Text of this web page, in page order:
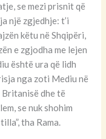
se mezi prisnit që
një zgjedhje: t’i
këtu në Shqipëri,
e zgjodha me lejen
është ura që lidh
nga zoti Mediu në
dhe të
se nuk shohim
tha Rama.